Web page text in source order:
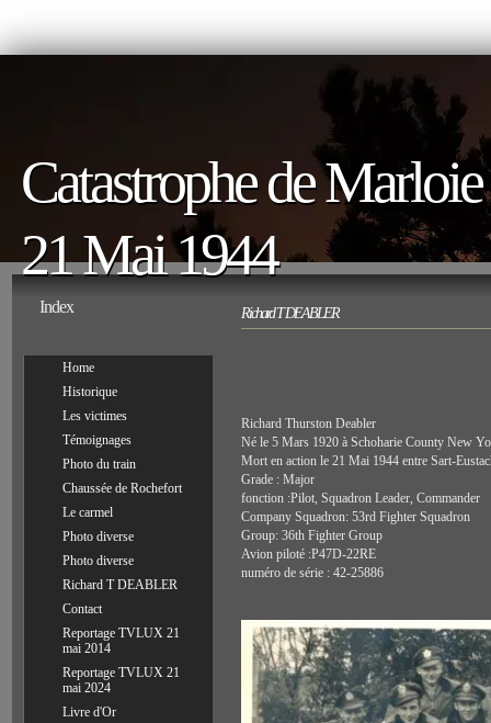
Catastrophe de Marloie
21 Mai 1944
Index
Home
Historique
Les victimes
Témoignages
Photo du train
Chaussée de Rochefort
Le carmel
Photo diverse
Photo diverse
Richard T DEABLER
Contact
Reportage TVLUX 21
mai 2014
Reportage TVLUX 21
mai 2024
Livre d'Or
Richard T DEABLER
Richard Thurston Deabler
Né le 5 Mars 1920 à Schoharie County New
Mort en action le 21 Mai 1944 entre Sart-
Grade : Major
fonction :Pilot, Squadron Leader, Commander
Company Squadron: 53rd Fighter Squadron
Group: 36th Fighter Group
Avion piloté :P47D-22RE
numéro de série : 42-25886